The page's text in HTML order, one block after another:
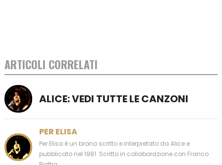
ARTICOLI CORRELATI
ALICE: VEDI TUTTE LE CANZONI
PER ELISA
Per Elisa è un brano scritto e interpretato da Alice e
pubblicato nel 1981. Scritto in collaborazione con Franco